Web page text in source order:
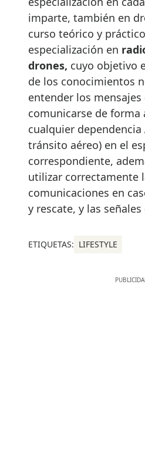
imparte, también en
curso teórico y
especialización en
drones, cuyo objetivo
de los conocimientos
entender los mensajes
comunicarse de forma
cualquier dependencia
tránsito aéreo) en el
correspondiente,
utilizar correctamente
comunicaciones en
y rescate, y las
ETIQUETAS: LIFESTYLE